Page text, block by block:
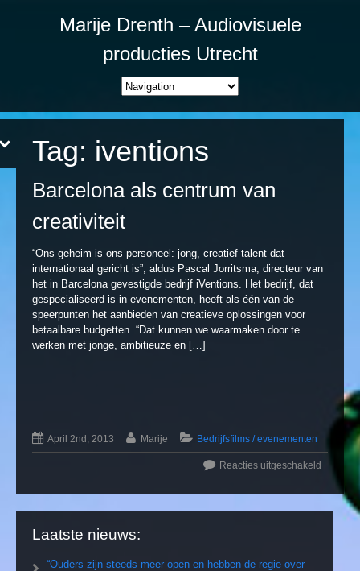
Marije Drenth – Audiovisuele
producties Utrecht
Tag: iventions
Barcelona als centrum van
creativiteit
“Ons geheim is ons personeel: jong, creatief talent dat
internationaal gericht is”, aldus Pascal Jorritsma, directeur van
het in Barcelona gevestigde bedrijf iVentions. Het bedrijf, dat
gespecialiseerd is in evenementen, heeft als één van de
speerpunten het aanbieden van creatieve oplossingen voor
betaalbare budgetten. “Dat kunnen we waarmaken door te
werken met jonge, ambitieuze en […]
April 2nd, 2013 Marije Bedrijfsfilms / evenementen
Reacties uitgeschakeld
Laatste nieuws:
“Ouders zijn steeds meer open en hebben de regie over